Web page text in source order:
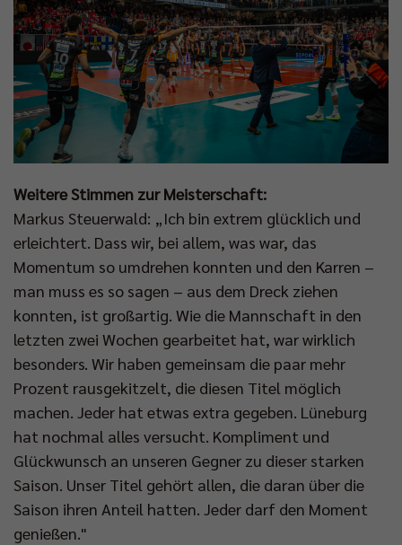
Weitere Stimmen zur Meisterschaft:
Markus Steuerwald: „Ich bin extrem glücklich und
erleichtert. Dass wir, bei allem, was war, das
Momentum so umdrehen konnten und den Karren –
man muss es so sagen – aus dem Dreck ziehen
konnten, ist großartig. Wie die Mannschaft in den
letzten zwei Wochen gearbeitet hat, war wirklich
besonders. Wir haben gemeinsam die paar mehr
Prozent rausgekitzelt, die diesen Titel möglich
machen. Jeder hat etwas extra gegeben. Lüneburg
hat nochmal alles versucht. Kompliment und
Glückwunsch an unseren Gegner zu dieser starken
Saison. Unser Titel gehört allen, die daran über die
Saison ihren Anteil hatten. Jeder darf den Moment
genießen."